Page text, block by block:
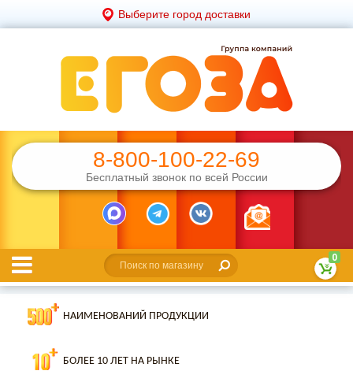
Выберите город доставки
8-800-100-22-69
Бесплатный звонок по всей России
0
НАИМЕНОВАНИЙ ПРОДУКЦИИ
БОЛЕЕ 10 ЛЕТ НА РЫНКЕ